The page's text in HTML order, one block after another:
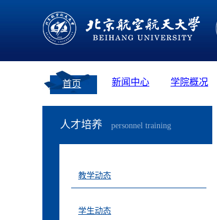
首页 新闻中心 学院概况
人才培养 personnel training
教学动态
学生动态